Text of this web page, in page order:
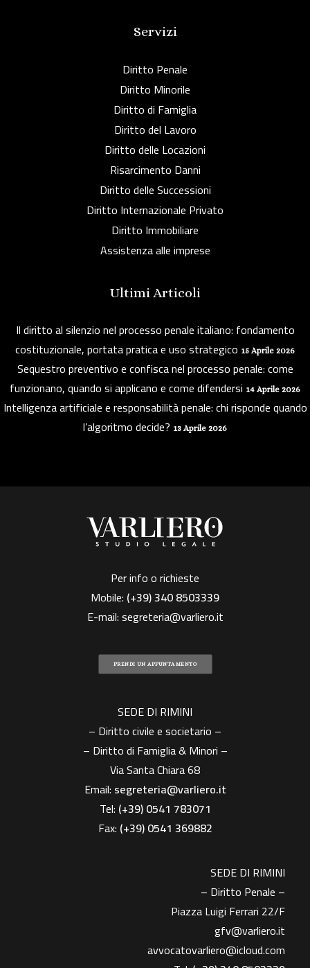
Servizi
Diritto Penale
Diritto Minorile
Diritto di Famiglia
Diritto del Lavoro
Diritto delle Locazioni
Risarcimento Danni
Diritto delle Successioni
Diritto Internazionale Privato
Diritto Immobiliare
Assistenza alle imprese
Ultimi Articoli
Il diritto al silenzio nel processo penale italiano: fondamento
costituzionale, portata pratica e uso strategico 15 Aprile 2026
Sequestro preventivo e confisca nel processo penale: come
funzionano, quando si applicano e come difendersi 14 Aprile 2026
Intelligenza artificiale e responsabilità penale: chi risponde quando
l’algoritmo decide? 13 Aprile 2026
Per info o richieste
Mobile: (+39)340 8503339
E-mail:segreteria@varliero.it
PRENDI UN APPUNTAMENTO
SEDE DI RIMINI
– Diritto civile e societario –
– Diritto di Famiglia & Minori –
Via Santa Chiara 68
Email: segreteria@varliero.it
Tel: (+39) 0541 783071
Fax: (+39)0541 369882
SEDE DI RIMINI
– Diritto Penale –
Piazza Luigi Ferrari 22/F
gfv@varliero.it
avvocatovarliero@icloud.com